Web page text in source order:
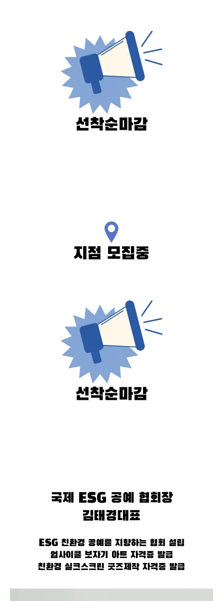
국제 ESG 공예 협회장
김태경대표
ESG 친환경 공예를 지향하는 협회 설립
업사이클 보자기 아트 자격증 발급
친환경 실크스크린 굿즈제작 자격증 발급